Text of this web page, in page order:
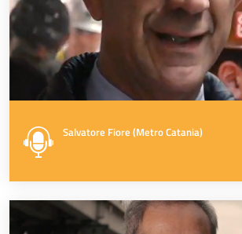
Salvatore Fiore (Metro Catania)